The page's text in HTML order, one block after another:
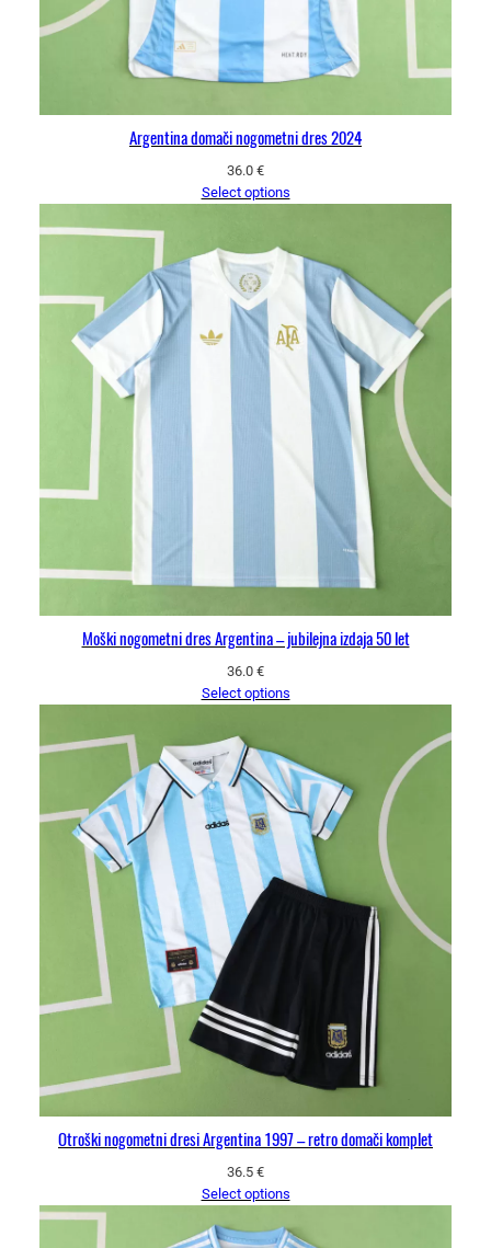
Argentina domači nogometni dres 2024
36.0 €
Select options
Moški nogometni dres Argentina – jubilejna izdaja 50 let
36.0 €
Select options
Otroški nogometni dresi Argentina 1997 – retro domači komplet
36.5 €
Select options